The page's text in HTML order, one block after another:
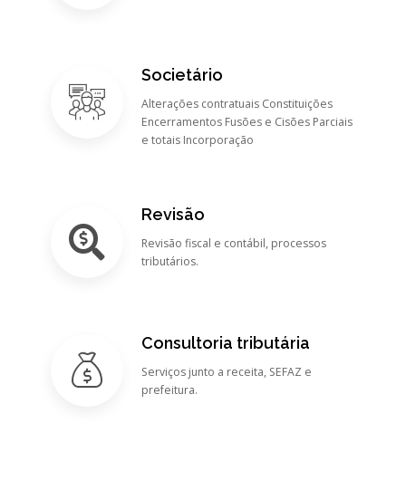
Societário
Alterações contratuais Constituições
Encerramentos Fusões e Cisões Parciais
e totais Incorporação
Revisão
Revisão fiscal e contábil, processos
tributários.
Consultoria tributária
Serviços junto a receita, SEFAZ e
prefeitura.